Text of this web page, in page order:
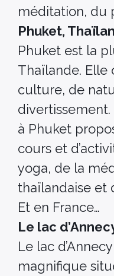
méditation, du
Phuket,
Phuket est la
Thaïlande.
culture, de
à Phuket
cours et
yoga, de la
thaïlandaise et
Et en France…
Le lac
Le lac
magnifique